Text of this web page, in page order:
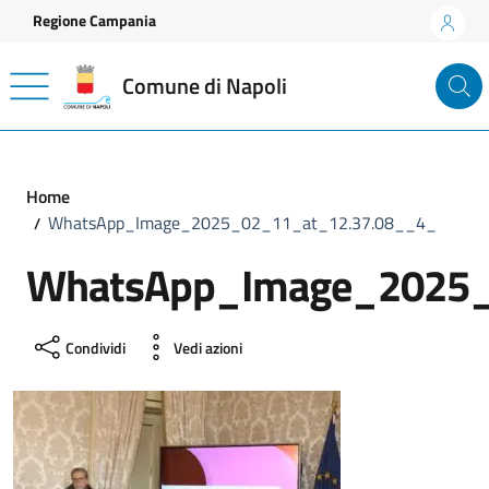
Vai ai contenuti
Vai al footer
Regione Campania
Comune di Napoli
Home
WhatsApp_Image_2025_02_11_at_12.37.08__4_
Condividi Vedi azioni